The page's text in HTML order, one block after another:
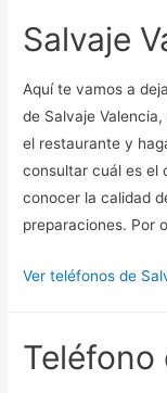
Salvaje
Aquí te vamos a
de Salvaje
el restaurante y
consultar cuál es el
conocer la calidad
preparaciones. Por
Ver teléfonos de
Teléfono